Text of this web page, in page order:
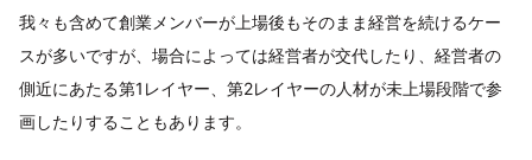
我々も含めて創業メンバーが上場後もそのまま経営を続けるケー
スが多いですが、場合によっては経営者が交代したり、経営者の
側近にあたる第1レイヤー、第2レイヤーの人材が未上場段階で参
画したりすることもあります。